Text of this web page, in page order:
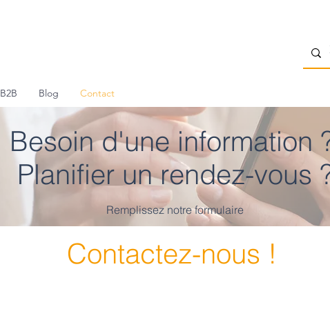
B2B Blog Contact
Besoin d'une information
Planifier un rendez-vous
Remplissez notre formulaire
Contactez-nous !